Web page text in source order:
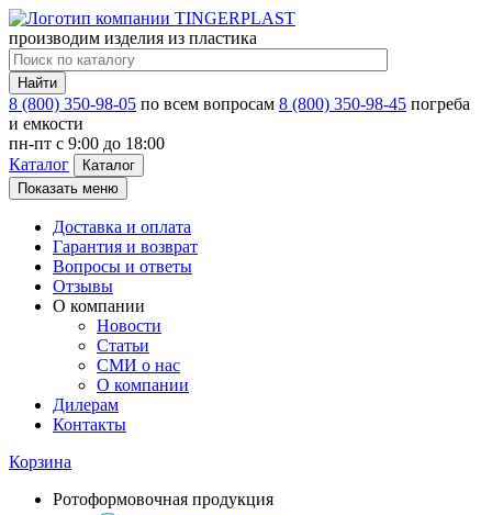
производим изделия из пластика
Найти
8 (800) 350-98-05 по всем вопросам 8 (800) 350-98-45 погреба
и емкости
пн-пт c 9:00 до 18:00
Каталог
Каталог
Показать меню
Доставка и оплата
Гарантия и возврат
Вопросы и ответы
Отзывы
О компании
Новости
Статьи
СМИ о нас
О компании
Дилерам
Контакты
Корзина
Ротоформовочная продукция